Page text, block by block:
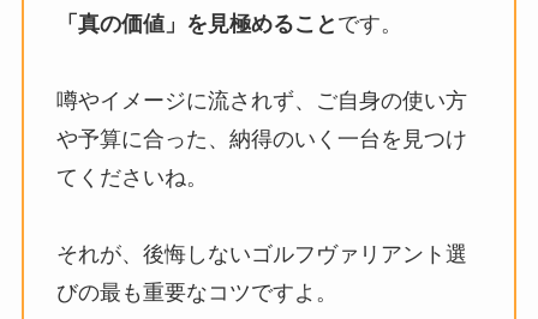
「真の価値」を見極めること です。
噂やイメージに流されず、ご自身の使い方
や予算に合った、納得のいく一台を見つけ
てくださいね。
それが、後悔しないゴルフヴァリアント選
びの最も重要なコツですよ。